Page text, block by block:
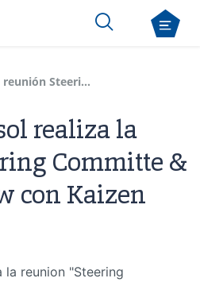
Grupo Dynasol realiza la reunión Steering Committe & Value Review con Kaizen 2022
realiza la
Committe &
con Kaizen
la reunion "Steering